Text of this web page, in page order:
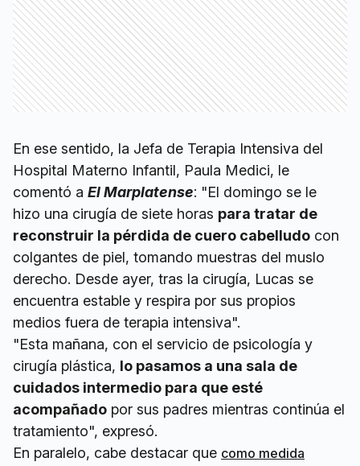
En ese sentido, la Jefa de Terapia Intensiva del
Hospital Materno Infantil, Paula Medici, le
comentó a El Marplatense: "El domingo se le
hizo una cirugía de siete horas para tratar de
reconstruir la pérdida de cuero cabelludo con
colgantes de piel, tomando muestras del muslo
derecho. Desde ayer, tras la cirugía, Lucas se
encuentra estable y respira por sus propios
medios fuera de terapia intensiva".
"Esta mañana, con el servicio de psicología y
cirugía plástica, lo pasamos a una sala de
cuidados intermedio para que esté
acompañado por sus padres mientras continúa el
tratamiento", expresó.
En paralelo, cabe destacar que como medida